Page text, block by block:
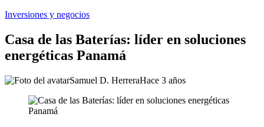
Inversiones y negocios
Casa de las Baterías: líder en soluciones
energéticas Panamá
Samuel D. HerreraHace 3 años